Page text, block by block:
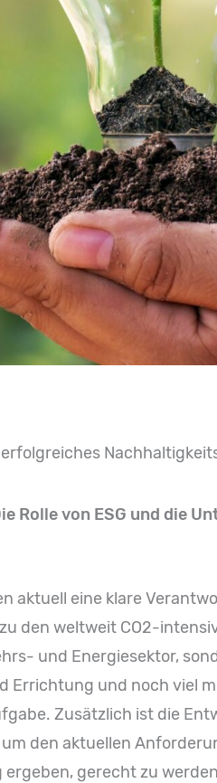
Rolle von ESG und die
aktuell eine klare
den weltweit CO2-
und Energiesektor,
und noch viel
Zusätzlich ist die
den aktuellen
gerecht zu